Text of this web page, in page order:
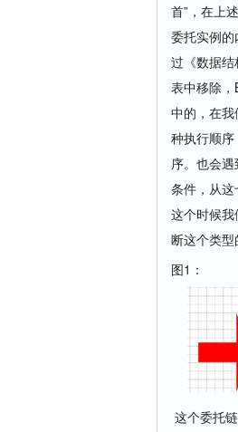
首”，在上
委托实例
过《数据
表中移除
中的，在
种执行顺
序。也会
条件，从
这个时候
断这个类型
图1：
这个委托